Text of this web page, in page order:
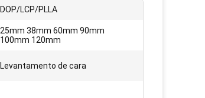
DOP/LCP/PLLA
25mm 38mm 60mm 90mm
100mm 120mm
Levantamento de cara